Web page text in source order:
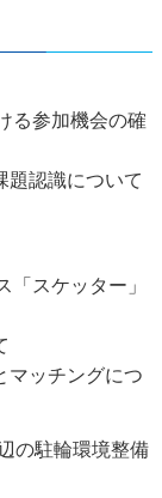
る参加機会の確
認識について
「スケッター」
ッチングにつ
の駐輪環境整備